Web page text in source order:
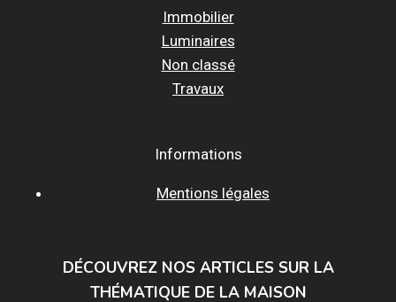
Immobilier
Luminaires
Non classé
Travaux
Informations
Mentions légales
DÉCOUVREZ NOS ARTICLES SUR LA
THÉMATIQUE DE LA MAISON